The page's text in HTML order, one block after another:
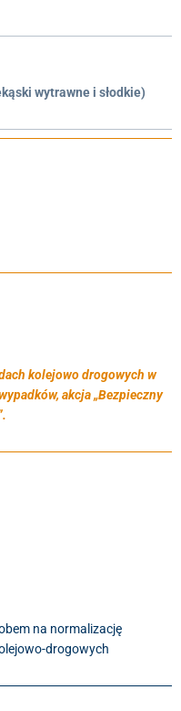
wytrawne i słodkie)
kolejowo drogowych w
akcja „Bezpieczny
na normalizację
drogowych